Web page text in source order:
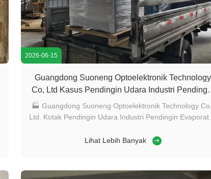
2026-06-15
Guangdong Suoneng Optoelektronik Technology
Co, Ltd Kasus Pendingin Udara Industri
Evaporatif | Meidebao
🏭 Guangdong Suoneng Optoelektronik Technology Co.,
Ltd. Kotak Pendingin Udara Industri Pendingin Evaporatif
Optoelektronik Guangdong Suoneng Sistem Pendingin
Lihat Lebih Banyak